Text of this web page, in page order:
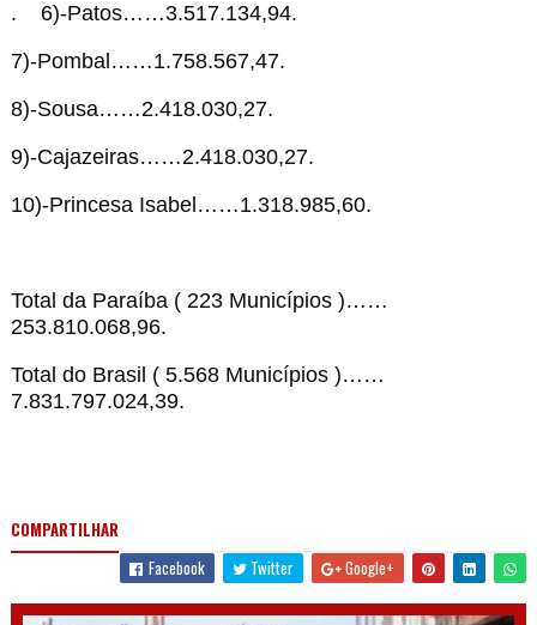
. 6)-Patos……3.517.134,94.
7)-Pombal……1.758.567,47.
8)-Sousa……2.418.030,27.
9)-Cajazeiras……2.418.030,27.
10)-Princesa Isabel……1.318.985,60.
Total da Paraíba ( 223 Municípios )……
253.810.068,96.
Total do Brasil ( 5.568 Municípios )……
7.831.797.024,39.
COMPARTILHAR
Facebook
Twitter Google+